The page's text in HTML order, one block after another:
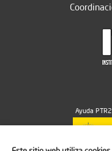
Ayuda